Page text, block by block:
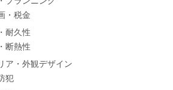
・税金
耐久性
断熱性
ア・外観デザイン
犯